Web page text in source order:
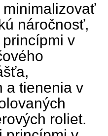
náročnosť,
v
a tienenia v
roliet.